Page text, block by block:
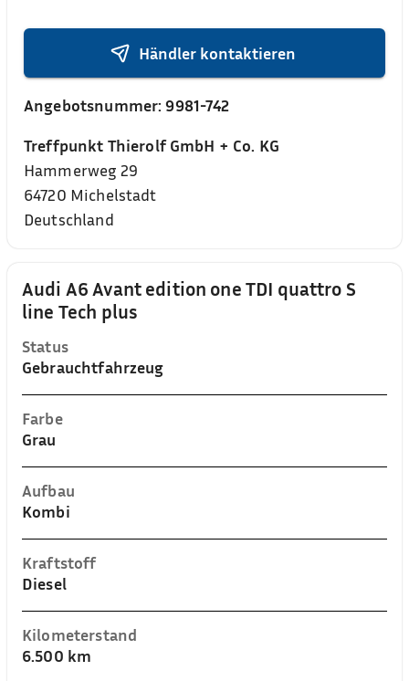
Audi A6 Avant edition one TDI quattro S
line Tech plus
Status
Gebrauchtfahrzeug
Farbe
Grau
Aufbau
Kombi
Kraftstoff
Diesel
Kilometerstand
6.500 km
Händler kontaktieren
Angebotsnummer:9981-742
Treffpunkt Thierolf GmbH + Co. KG
Hammerweg 29
64720 Michelstadt
Deutschland